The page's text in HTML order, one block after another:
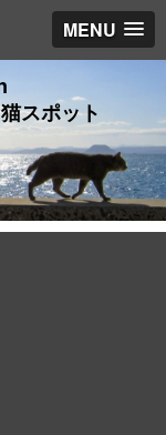
MENU
スポット